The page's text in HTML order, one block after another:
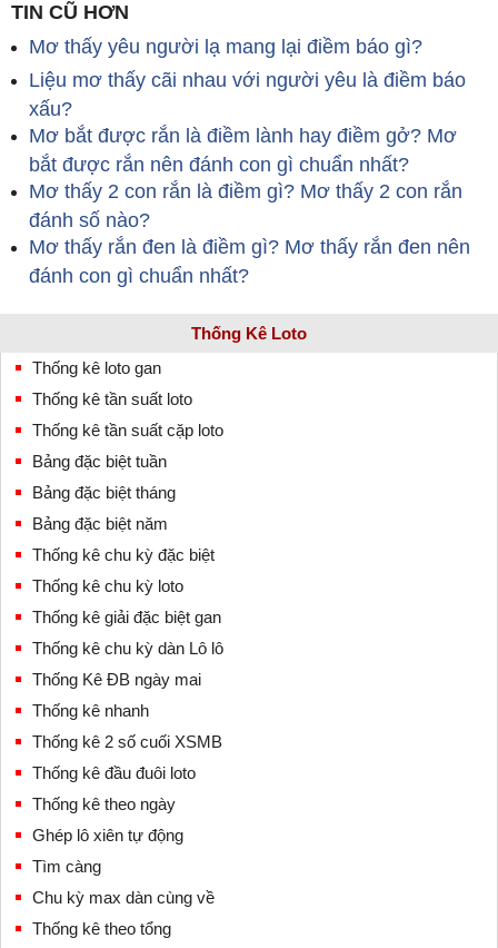
TIN CŨ HƠN
Mơ thấy yêu người lạ mang lại điềm báo gì?
Liệu mơ thấy cãi nhau với người yêu là điềm báo
xấu?
Mơ bắt được rắn là điềm lành hay điềm gở? Mơ
bắt được rắn nên đánh con gì chuẩn nhất?
Mơ thấy 2 con rắn là điềm gì? Mơ thấy 2 con rắn
đánh số nào?
Mơ thấy rắn đen là điềm gì? Mơ thấy rắn đen nên
đánh con gì chuẩn nhất?
Thống Kê Loto
Thống kê loto gan
Thống kê tần suất loto
Thống kê tần suất cặp loto
Bảng đặc biệt tuần
Bảng đặc biệt tháng
Bảng đặc biệt năm
Thống kê chu kỳ đặc biệt
Thống kê chu kỳ loto
Thống kê giải đặc biệt gan
Thống kê chu kỳ dàn Lô lô
Thống Kê ĐB ngày mai
Thống kê nhanh
Thống kê 2 số cuối XSMB
Thống kê đầu đuôi loto
Thống kê theo ngày
Ghép lô xiên tự động
Tìm càng
Chu kỳ max dàn cùng về
Thống kê theo tổng